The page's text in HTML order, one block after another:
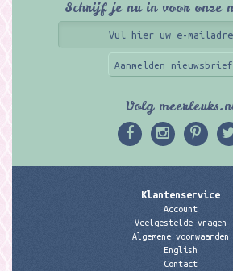
Schrijf je nu in voor onze
Aanmelden nieuwsbrief
Volg
Klantenservice
Account
Veelgestelde vragen
Algemene voorwaarden
English
Contact